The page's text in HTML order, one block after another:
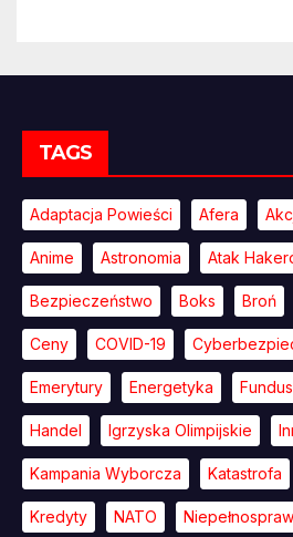
TAGS
Adaptacja Powieści Afera
Anime Astronomia Atak
Bezpieczeństwo Boks Broń
Ceny COVID-19
Emerytury Energetyka
Handel Igrzyska Olimpijskie
Kampania Wyborcza Katastrofa
Kredyty NATO